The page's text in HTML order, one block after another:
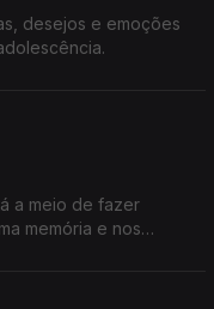
desejos e emoções
a meio de fazer
memória e nos